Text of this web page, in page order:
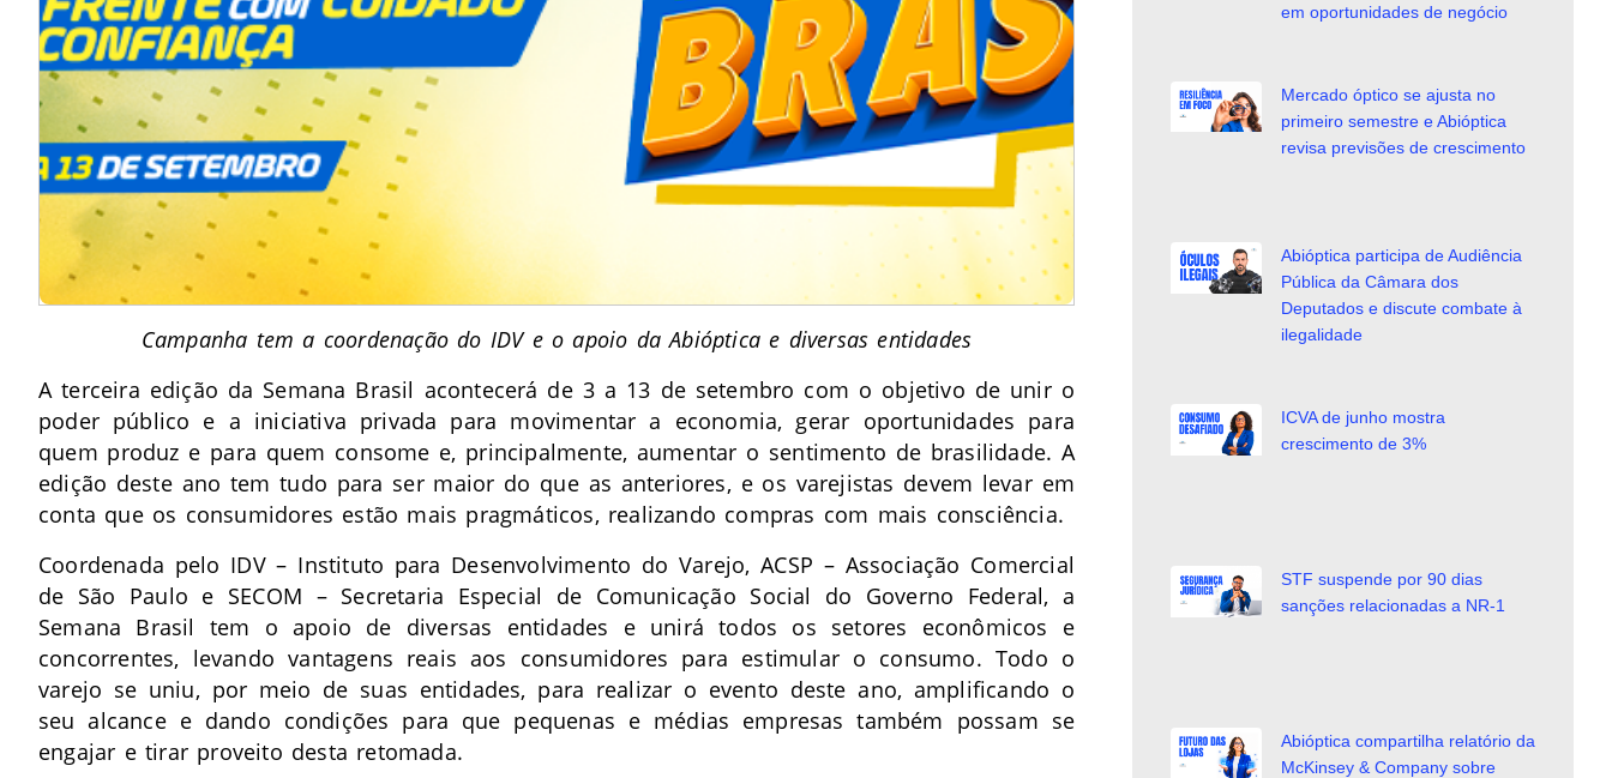
Campanha tem a coordenação do IDV e o apoio da Abióptica e diversas entidades
A terceira edição da Semana Brasil acontecerá de 3 a 13 de setembro com o objetivo de unir o
poder público e a iniciativa privada para movimentar a economia, gerar oportunidades para
quem produz e para quem consome e, principalmente, aumentar o sentimento de brasilidade. A
edição deste ano tem tudo para ser maior do que as anteriores, e os varejistas devem levar em
conta que os consumidores estão mais pragmáticos, realizando compras com mais consciência.
Coordenada pelo IDV – Instituto para Desenvolvimento do Varejo, ACSP – Associação Comercial
de São Paulo e SECOM – Secretaria Especial de Comunicação Social do Governo Federal, a
Semana Brasil tem o apoio de diversas entidades e unirá todos os setores econômicos e
concorrentes, levando vantagens reais aos consumidores para estimular o consumo. Todo o
varejo se uniu, por meio de suas entidades, para realizar o evento deste ano, amplificando o
seu alcance e dando condições para que pequenas e médias empresas também possam se
engajar e tirar proveito desta retomada.
em oportunidades de negócio
Mercado óptico se ajusta no
primeiro semestre e Abióptica
revisa previsões de crescimento
Abióptica participa de Audiência
Pública da Câmara dos
Deputados e discute combate à
ilegalidade
ICVA de junho mostra
crescimento de 3%
STF suspende por 90 dias
sanções relacionadas a NR-1
Abióptica compartilha relatório da
McKinsey & Company sobre